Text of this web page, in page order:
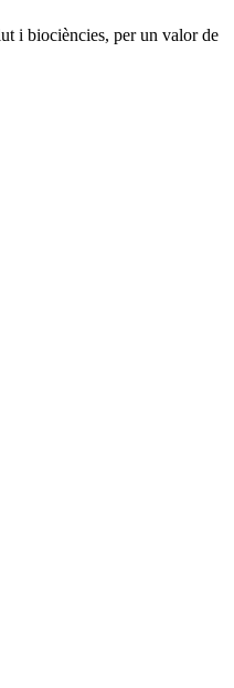
i biociències, per un valor de